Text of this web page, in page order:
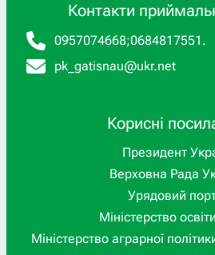
Контакти
0957074668;0684817551 .
pk_gatisnau@ukr.net
Корисні
Президент
Верховна Рада
Урядовий
Міністерство
Міністерство аграрної